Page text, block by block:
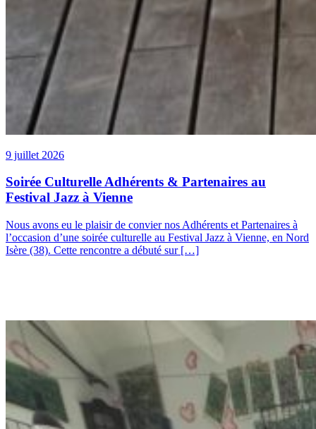
9 juillet 2026
Soirée Culturelle Adhérents & Partenaires au
Festival Jazz à Vienne
Nous avons eu le plaisir de convier nos Adhérents et Partenaires à
l’occasion d’une soirée culturelle au Festival Jazz à Vienne, en Nord
Isère (38). Cette rencontre a débuté sur […]